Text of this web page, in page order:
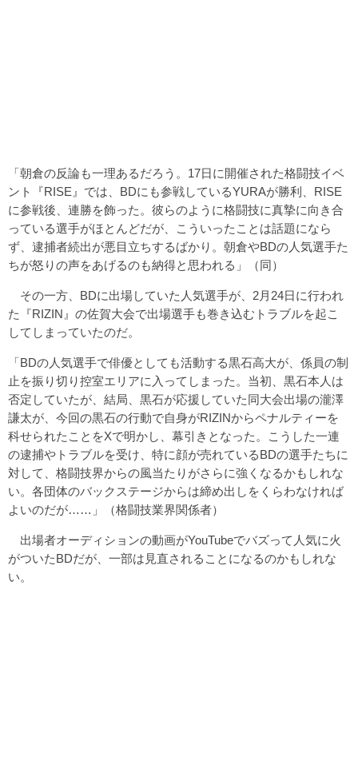
「朝倉の反論も一理あるだろう。17日に開催された格闘技イベ
ント『RISE』では、BDにも参戦しているYURAが勝利、RISE
に参戦後、連勝を飾った。彼らのように格闘技に真摯に向き合
っている選手がほとんどだが、こういったことは話題になら
ず、逮捕者続出が悪目立ちするばかり。朝倉やBDの人気選手た
ちが怒りの声をあげるのも納得と思われる」（同）
その一方、BDに出場していた人気選手が、2月24日に行われ
た『RIZIN』の佐賀大会で出場選手も巻き込むトラブルを起こ
してしまっていたのだ。
「BDの人気選手で俳優としても活動する黒石高大が、係員の制
止を振り切り控室エリアに入ってしまった。当初、黒石本人は
否定していたが、結局、黒石が応援していた同大会出場の瀧澤
謙太が、今回の黒石の行動で自身がRIZINからペナルティーを
科せられたことをXで明かし、幕引きとなった。こうした一連
の逮捕やトラブルを受け、特に顔が売れているBDの選手たちに
対して、格闘技界からの風当たりがさらに強くなるかもしれな
い。各団体のバックステージからは締め出しをくらわなければ
よいのだが……」（格闘技業界関係者）
出場者オーディションの動画がYouTubeでバズって人気に火
がついたBDだが、一部は見直されることになるのかもしれな
い。